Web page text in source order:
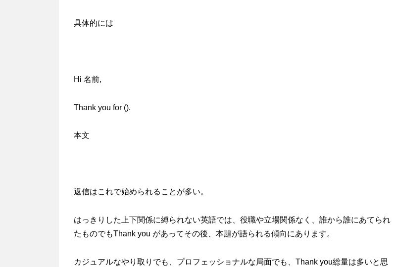
具体的には
Hi 名前,
Thank you for ().
本文
返信はこれで始められることが多い。
はっきりした上下関係に縛られない英語では、役職や立場関係なく、誰から誰にあてられ
たものでもThank you があってその後、本題が語られる傾向にあります。
カジュアルなやり取りでも、プロフェッショナルな局面でも、Thank you総量は多いと思